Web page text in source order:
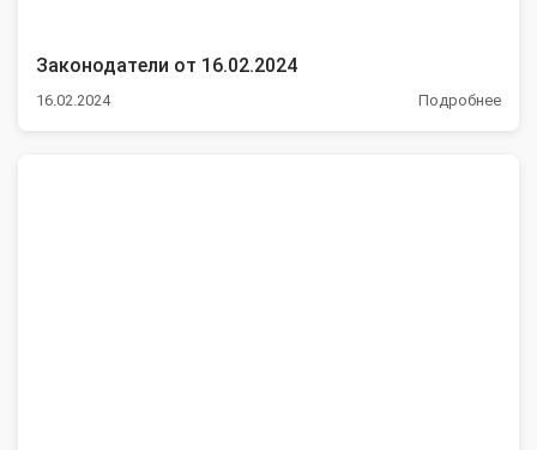
Законодатели от 16.02.2024
16.02.2024 Подробнее